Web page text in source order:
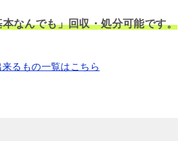
なんでも」回収・処分可能です。
るもの一覧はこちら